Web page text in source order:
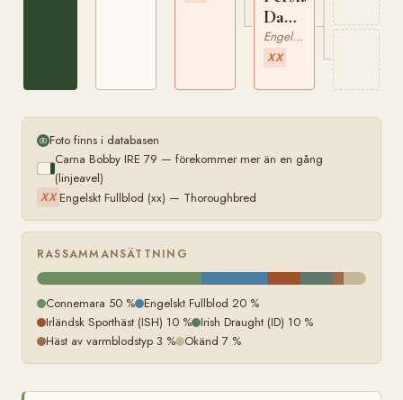
Dancer
xx
Engelskt Fullblod
XX
Foto finns i databasen
Carna Bobby IRE 79 — förekommer mer än en gång
(linjeavel)
XX Engelskt Fullblod (xx) — Thoroughbred
RASSAMMANSÄTTNING
Connemara 50 % Engelskt Fullblod 20 %
Irländsk Sporthäst (ISH) 10 % Irish Draught (ID) 10 %
Häst av varmblodstyp 3 % Okänd 7 %